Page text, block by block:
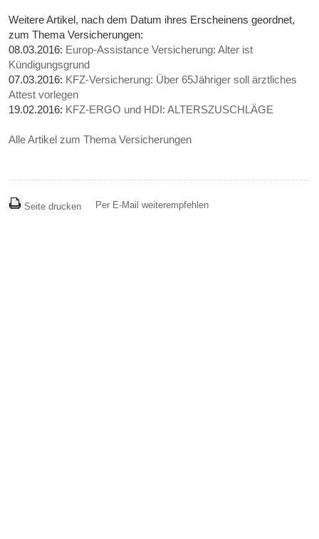
Weitere Artikel, nach dem Datum ihres Erscheinens geordnet,
zum Thema Versicherungen:
08.03.2016: Europ-Assistance Versicherung: Alter ist
Kündigungsgrund
07.03.2016: KFZ-Versicherung: Über 65Jähriger soll ärztliches
Attest vorlegen
19.02.2016: KFZ-ERGO und HDI: ALTERSZUSCHLÄGE
Alle Artikel zum Thema Versicherungen
Seite drucken Per E-Mail weiterempfehlen